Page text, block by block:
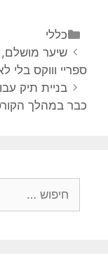
קטגוריות
כללי
ניווט
פוסטים
שיער מושלם,
ספריי וווקס
בניית תיק
כבר במהלך